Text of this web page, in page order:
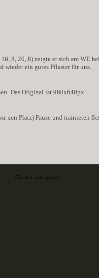
8, 20, 8) zeigte er sich am WE
wieder ein gutes Pflaster für uns.
Das Original ist 960x640px
Platz) Pause und trainieren
Created with page4